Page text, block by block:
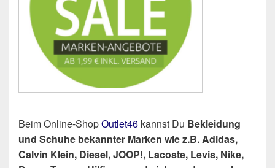
Beim Online-ShopOutlet46 kannst Du Bekleidung
und Schuhe bekannter Marken wie z.B. Adidas,
Calvin Klein, Diesel, JOOP!, Lacoste, Levis, Nike,